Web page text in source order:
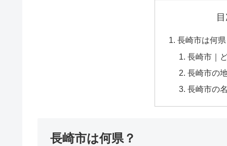
長崎市は何
長崎市｜
長崎市の
長崎市の
長崎市は何県？